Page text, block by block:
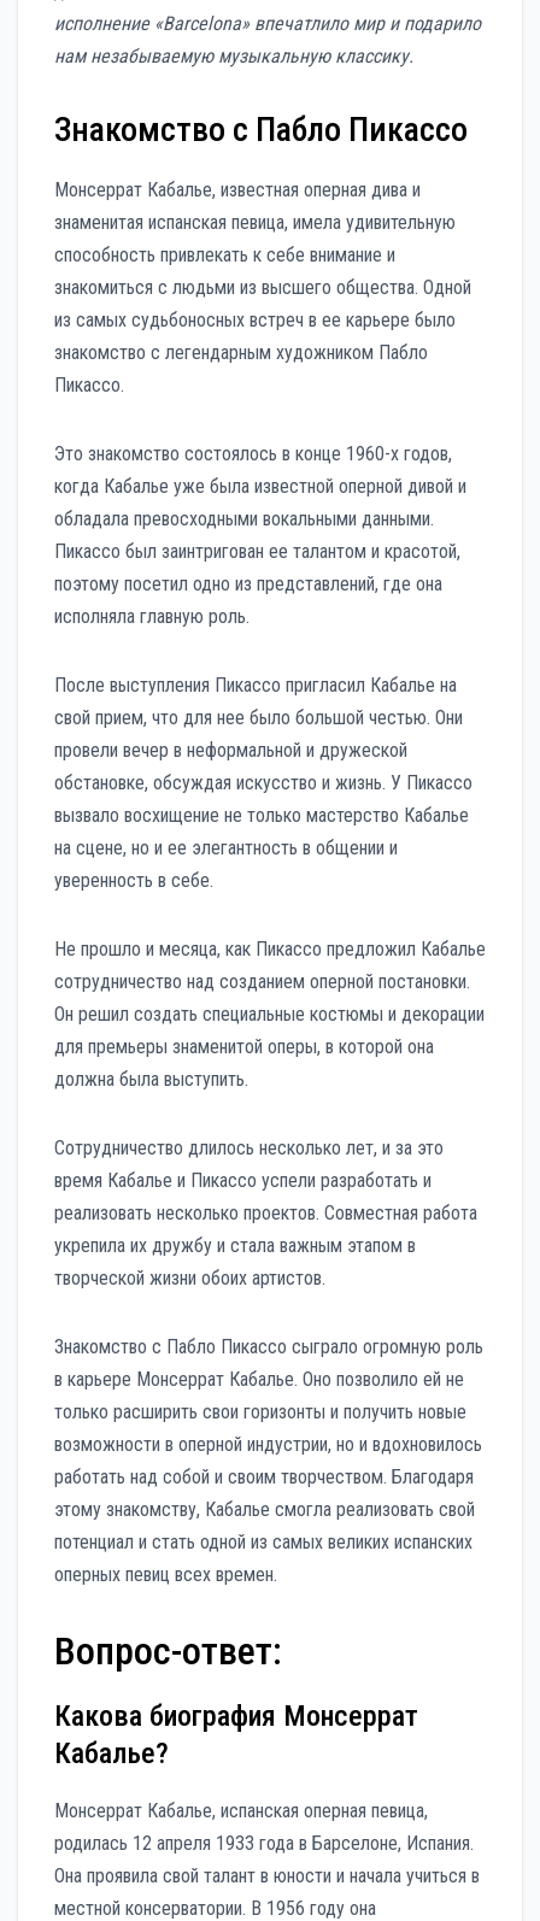
исполнение «Barcelona» впечатлило мир и подарило
нам незабываемую музыкальную классику.
Знакомство с Пабло Пикассо
Монсеррат Кабалье, известная оперная дива и
знаменитая испанская певица, имела удивительную
способность привлекать к себе внимание и
знакомиться с людьми из высшего общества. Одной
из самых судьбоносных встреч в ее карьере было
знакомство с легендарным художником Пабло
Пикассо.
Это знакомство состоялось в конце 1960-х годов,
когда Кабалье уже была известной оперной дивой и
обладала превосходными вокальными данными.
Пикассо был заинтригован ее талантом и красотой,
поэтому посетил одно из представлений, где она
исполняла главную роль.
После выступления Пикассо пригласил Кабалье на
свой прием, что для нее было большой честью. Они
провели вечер в неформальной и дружеской
обстановке, обсуждая искусство и жизнь. У Пикассо
вызвало восхищение не только мастерство Кабалье
на сцене, но и ее элегантность в общении и
уверенность в себе.
Не прошло и месяца, как Пикассо предложил Кабалье
сотрудничество над созданием оперной постановки.
Он решил создать специальные костюмы и декорации
для премьеры знаменитой оперы, в которой она
должна была выступить.
Сотрудничество длилось несколько лет, и за это
время Кабалье и Пикассо успели разработать и
реализовать несколько проектов. Совместная работа
укрепила их дружбу и стала важным этапом в
творческой жизни обоих артистов.
Знакомство с Пабло Пикассо сыграло огромную роль
в карьере Монсеррат Кабалье. Оно позволило ей не
только расширить свои горизонты и получить новые
возможности в оперной индустрии, но и вдохновилось
работать над собой и своим творчеством. Благодаря
этому знакомству, Кабалье смогла реализовать свой
потенциал и стать одной из самых великих испанских
оперных певиц всех времен.
Вопрос-ответ:
Какова биография Монсеррат
Кабалье?
Монсеррат Кабалье, испанская оперная певица,
родилась 12 апреля 1933 года в Барселоне, Испания.
Она проявила свой талант в юности и начала учиться в
местной консерватории. В 1956 году она